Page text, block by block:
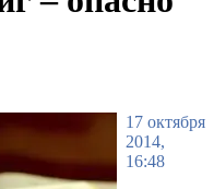
17 октября
2014,
16:48